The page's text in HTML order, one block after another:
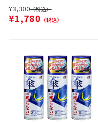
¥3,300（税込）
¥1,780 （税込）